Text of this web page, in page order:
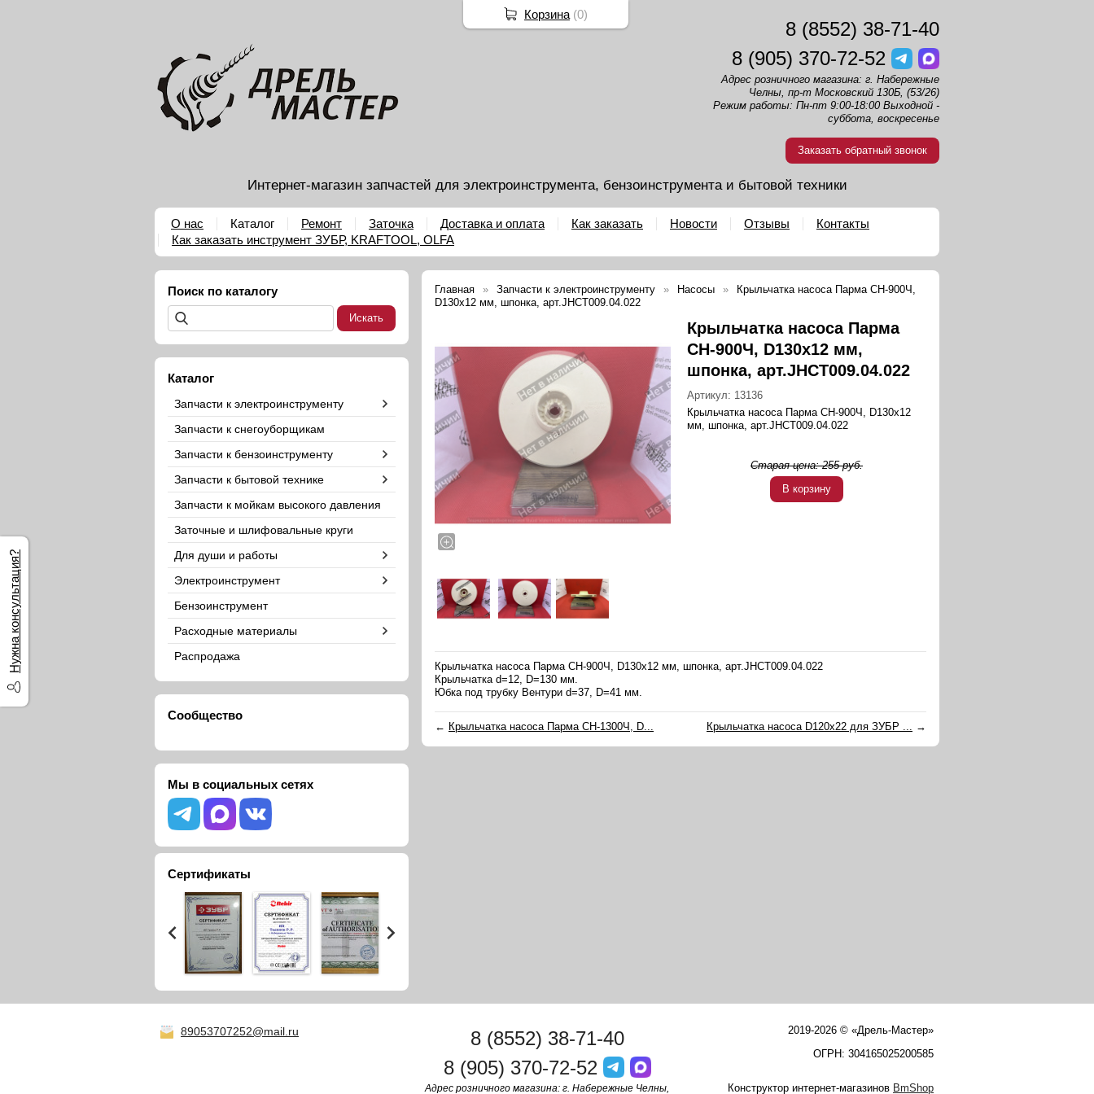
8 (8552) 38-71-40
8 (905) 370-72-52
Адрес розничного магазина: г. Набережные
Челны, пр-т Московский 130Б, (53/26)
Режим работы: Пн-пт 9:00-18:00 Выходной -
суббота, воскресенье
Заказать обратный звонок
Интернет-магазин запчастей для электроинструмента, бензоинструмента и бытовой техники
О нас Каталог Ремонт Заточка Доставка и оплата Как заказать Новости Отзывы
Контакты
Как заказать инструмент ЗУБР, KRAFTOOL, OLFA
Поиск по каталогу
Каталог
Запчасти к электроинструменту
Запчасти к снегоуборщикам
Запчасти к бензоинструменту
Запчасти к бытовой технике
Запчасти к мойкам высокого давления
Заточные и шлифовальные круги
Для души и работы
Электроинструмент
Бензоинструмент
Расходные материалы
Распродажа
Сообщество
Мы в социальных сетях
Сертификаты
Главная Запчасти к электроинструменту Насосы
Крыльчатка насоса Парма СН-900Ч,
D130x12 мм, шпонка, арт.JHCT009.04.022
Крыльчатка насоса Парма
СН-900Ч, D130x12 мм,
шпонка, арт.JHCT009.04.022
Артикул: 13136
Крыльчатка насоса Парма СН-900Ч, D130x12
мм, шпонка, арт.JHCT009.04.022
Старая цена:255руб.
В корзину
Крыльчатка насоса Парма СН-900Ч, D130x12 мм, шпонка, арт.JHCT009.04.022
Крыльчатка d=12, D=130 мм.
Юбка под трубку Вентури d=37, D=41 мм.
← Крыльчатка насоса Парма СН-1300Ч, D... Крыльчатка насоса D120х22 для ЗУБР ... →
89053707252@mail.ru
2019-2026 © «Дрель-Мастер»
ОГРН: 304165025200585
Конструктор интернет-магазинов BmShop
8 (8552) 38-71-40
8 (905) 370-72-52
Адрес розничного магазина: г. Набережные Челны,
Нужна консультация?
Корзина (0)